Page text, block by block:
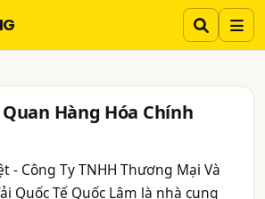
Hàng Hóa Chính
- Công Ty TNHH Thương Mại Và
Quốc Tế Quốc Lâm là nhà cung